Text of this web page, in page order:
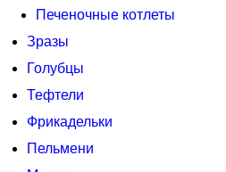
Печеночные котлеты
Зразы
Голубцы
Тефтели
Фрикадельки
Пельмени